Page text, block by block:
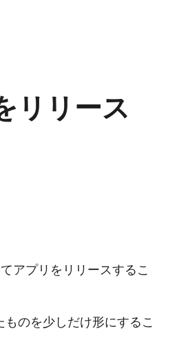
リリース
アプリをリリースするこ
のを少しだけ形にするこ